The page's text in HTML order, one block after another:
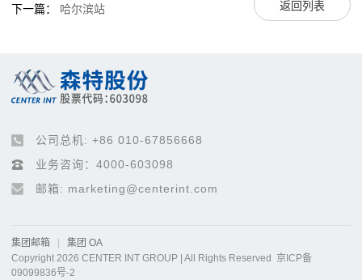
下一篇： 哈尔滨站 返回列表
公司总机: +86 010-67856668
业务咨询：4000-603098
邮箱: marketing@centerint.com
集团邮箱
集团 OA
Copyright 2026 CENTER INT GROUP | All Rights Reserved 京ICP备
09099836号-2